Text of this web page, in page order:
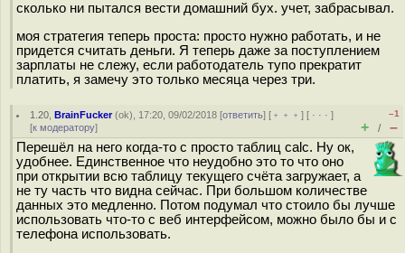
сколько ни пытался вести домашний бух. учет, забрасывал.
моя стратегия теперь проста: просто нужно работать, и не
придется считать деньги. Я теперь даже за поступлением
зарплаты не слежу, если работодатель тупо прекратит
платить, я замечу это только месяца через три.
1.20 ,BrainFucker(ok), 17:20, 09/02/2018 [ответить] [ ﹢﹢﹢] [ · · ·]
[к модератору]
–1
+ / –
Перешёл на него когда-то с просто таблиц calc. Ну ок,
удобнее. Единственное что неудобно это то что оно
при открытии всю таблицу текущего счёта загружает, а
не ту часть что видна сейчас. При большом количестве
данных это медленно. Потом подумал что стоило бы лучше
использовать что-то с веб интерфейсом, можно было бы и с
телефона использовать.